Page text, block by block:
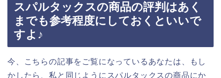
スパルタックスの商品の評判はあく
までも参考程度にしておくといいで
すよ♪
今、こちらの記事をご覧になっているあなたは、もし
かしたら、私と同じようにスパルタックスの商品にか